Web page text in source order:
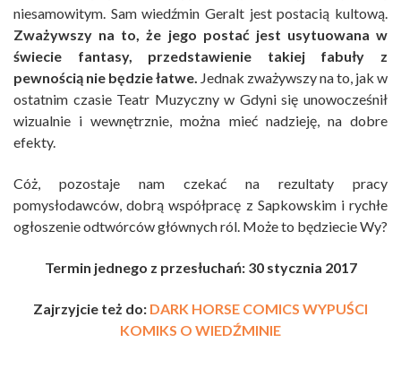
niesamowitym. Sam wiedźmin Geralt jest postacią kultową.
Zważywszy na to, że jego postać jest usytuowana w
świecie fantasy, przedstawienie takiej fabuły z
pewnością nie będzie łatwe. Jednak zważywszy na to, jak w
ostatnim czasie Teatr Muzyczny w Gdyni się unowocześnił
wizualnie i wewnętrznie, można mieć nadzieję, na dobre
efekty.
Cóż, pozostaje nam czekać na rezultaty pracy
pomysłodawców, dobrą współpracę z Sapkowskim i rychłe
ogłoszenie odtwórców głównych ról. Może to będziecie Wy?
Termin jednego z przesłuchań: 30 stycznia 2017
Zajrzyjcie też do: DARK HORSE COMICS WYPUŚCI
KOMIKS O WIEDŹMINIE